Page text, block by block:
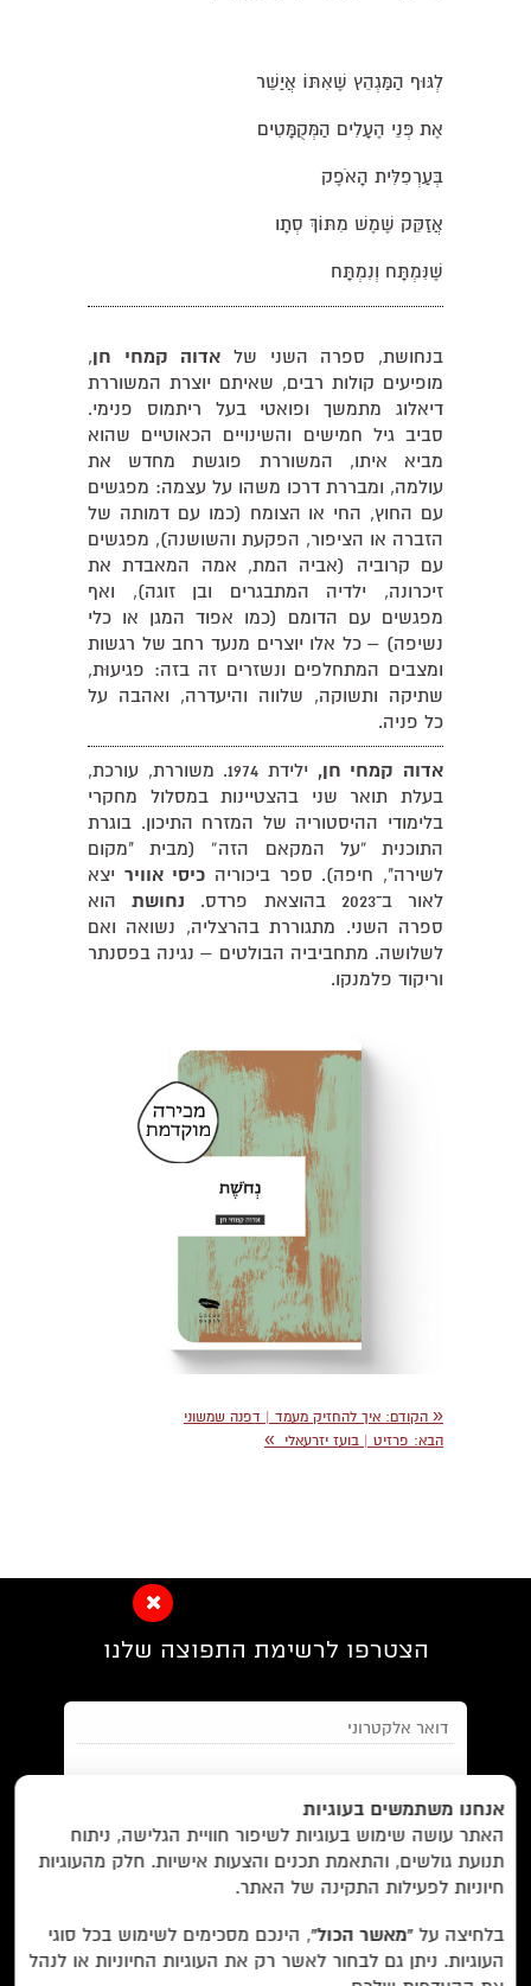
לְגּוּף הַמַּגְהֵץ שֶׁאִתּוֹ אֲיַשֵּׁר
אֶת פְּנֵי הֶעָלִים הַמְּקֻמָּטִים
בְּעַרְפִלִּית הָאֹפֶק
אֲזַקֵּק שֶׁמֶשׁ מִתּוֹךְ סְתָו
שֶׁנִּמְתָּח וְנִמְתָּח
בנחושת, ספרה השני של אדוה קמחי חן,
מופיעים קולות רבים, שאיתם יוצרת המשוררת
דיאלוג מתמשך ופואטי בעל ריתמוס פנימי.
סביב גיל חמישים והשינויים הכאוטיים שהוא
מביא איתו, המשוררת פוגשת מחדש את
עולמה, ומבררת דרכו משהו על עצמה: מפגשים
עם החוץ, החי או הצומח (כמו עם דמותה של
הזברה או הציפור, הפקעת והשושנה), מפגשים
עם קרוביה (אביה המת, אמה המאבדת את
זיכרונה, ילדיה המתבגרים ובן זוגה), ואף
מפגשים עם הדומם (כמו אפוד המגן או כלי
נשיפה) – כל אלו יוצרים מנעד רחב של רגשות
ומצבים המתחלפים ונשזרים זה בזה: פגיעוּת,
שתיקה ותשוקה, שלווה והיעדרה, ואהבה על
כל פניה.
אדוה קמחי חן,
ילידת 1974. משוררת, עורכת,
בעלת תואר שני בהצטיינות במסלול מחקרי
בלימודי ההיסטוריה של המזרח התיכון. בוגרת
התוכנית “על המקאם הזה” (מבית "מקום
לשירה", חיפה). ספר ביכוריה כיסי אוויר יצא
לאור ב־2023 בהוצאת פרדס.
נחושתהוא
ספרה השני. מתגוררת בהרצליה, נשואה ואם
לשלושה. מתחביביה הבולטים – נגינה בפסנתר
וריקוד פלמנקו.
« הקודם: איך להחזיק מעמד | דפנה שמשוני
הבא: פרזיט | בועז יזרעאלי »
הצטרפו לרשימת התפוצה שלנו
מאשר/ת אתתנאי השימוש והצטרפות למאגר הלקוחות וקבלת
הודעות מאתר זה בלבד (לא ספאם)
EN/
Foreign Rights /
מבצעים /
ביקורות/ על לוקוס/ הסדרות/
הסופרים/
צרו קשר/
עוד באתר:
אנחנו משתמשים בעוגיות
האתר עושה שימוש בעוגיות לשיפור חוויית הגלישה, ניתוח
תנועת גולשים, והתאמת תכנים והצעות אישיות. חלק מהעוגיות
חיוניות לפעילות התקינה של האתר.
בלחיצה על“מאשר הכול”, הינכם מסכימים לשימוש בכל סוגי
העוגיות. ניתן גם לבחור לאשר רק את העוגיות החיוניות או לנהל